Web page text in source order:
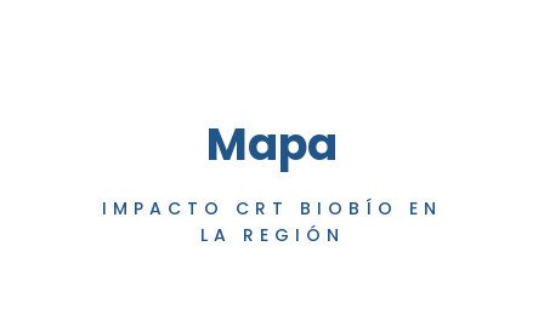
Mapa
IMPACTO CRT BIOBÍO EN
LA REGIÓN